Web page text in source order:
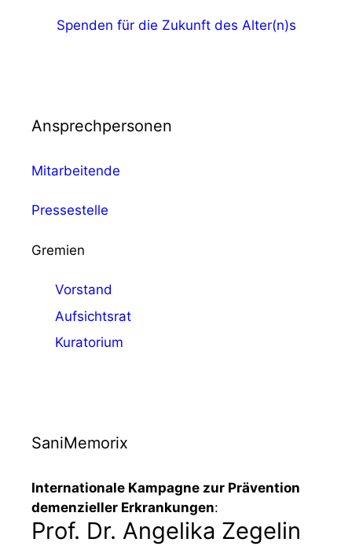
Spenden für die Zukunft des Alter(n)s
Ansprechpersonen
Mitarbeitende
Pressestelle
Gremien
Vorstand
Aufsichtsrat
Kuratorium
SaniMemorix
Internationale Kampagne zur Prävention
demenzieller Erkrankungen:
Prof. Dr. Angelika Zegelin